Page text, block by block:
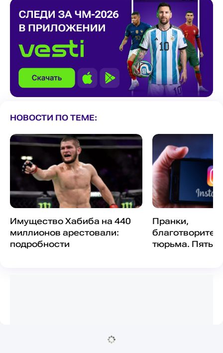
НОВОСТИ ПО ТЕМЕ:
Имущество Хабиба на 440
миллионов арестовали:
подробности
Пранки,
тюрьма. Пять